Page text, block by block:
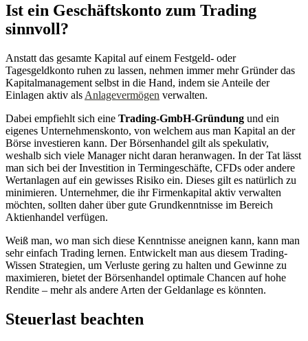
Ist ein Geschäftskonto zum Trading
sinnvoll?
Anstatt das gesamte Kapital auf einem Festgeld- oder
Tagesgeldkonto ruhen zu lassen, nehmen immer mehr Gründer das
Kapitalmanagement selbst in die Hand, indem sie Anteile der
Einlagen aktiv als Anlagevermögen verwalten.
Dabei empfiehlt sich eine Trading-GmbH-Gründung und ein
eigenes Unternehmenskonto, von welchem aus man Kapital an der
Börse investieren kann. Der Börsenhandel gilt als spekulativ,
weshalb sich viele Manager nicht daran heranwagen. In der Tat lässt
man sich bei der Investition in Termingeschäfte, CFDs oder andere
Wertanlagen auf ein gewisses Risiko ein. Dieses gilt es natürlich zu
minimieren. Unternehmer, die ihr Firmenkapital aktiv verwalten
möchten, sollten daher über gute Grundkenntnisse im Bereich
Aktienhandel verfügen.
Weiß man, wo man sich diese Kenntnisse aneignen kann, kann man
sehr einfach Trading lernen. Entwickelt man aus diesem Trading-
Wissen Strategien, um Verluste gering zu halten und Gewinne zu
maximieren, bietet der Börsenhandel optimale Chancen auf hohe
Rendite – mehr als andere Arten der Geldanlage es könnten.
Steuerlast beachten